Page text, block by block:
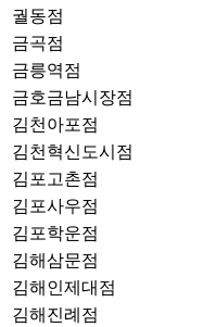
궐동점
금곡점
금릉역점
금호금남시장점
김천아포점
김천혁신도시점
김포고촌점
김포사우점
김포학운점
김해삼문점
김해인제대점
김해진례점